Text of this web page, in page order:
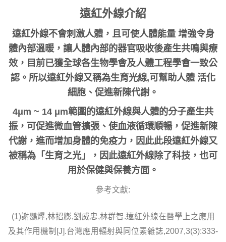
遠紅外線介紹
遠紅外線不會刺激人體，且可使人體能量 增強令身
體內部溫暖，讓人體內部的器官吸收後產生共鳴與療
效，目前已獲全球各生物學會及人體工程學會一致公
認。所以遠紅外線又稱為生育光線,可幫助人體 活化
細胞、促進新陳代謝。
4μm ~ 14 μm範圍的遠紅外線與人體的分子產生共
振，可促進微血管擴張、使血液循環順暢，促進新陳
代謝，進而增加身體的免疫力，因此此段遠紅外線又
被稱為「生育之光」，因此遠紅外線除了科技，也可
用於保健與保養方面。
參考文獻:
(1)謝鸚爗,林招膨,劉威忠,林群智.遠紅外線在醫學上之應用
及其作用機制[J].台灣應用輻射與同位素雜誌,2007,3(3):333-